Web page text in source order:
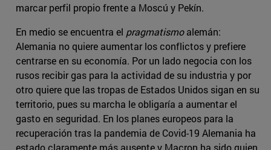
marcar perfil propio frente a Moscú y Pekín.
En medio se encuentra el pragmatismoalemán:
Alemania no quiere aumentar los conflictos y prefiere
centrarse en su economía. Por un lado negocia con los
rusos recibir gas para la actividad de su industria y por
otro quiere que las tropas de Estados Unidos sigan en su
territorio, pues su marcha le obligaría a aumentar el
gasto en seguridad. En los planes europeos para la
recuperación tras la pandemia de Covid-19 Alemania ha
estado claramente más ausente y Macron ha sido quien